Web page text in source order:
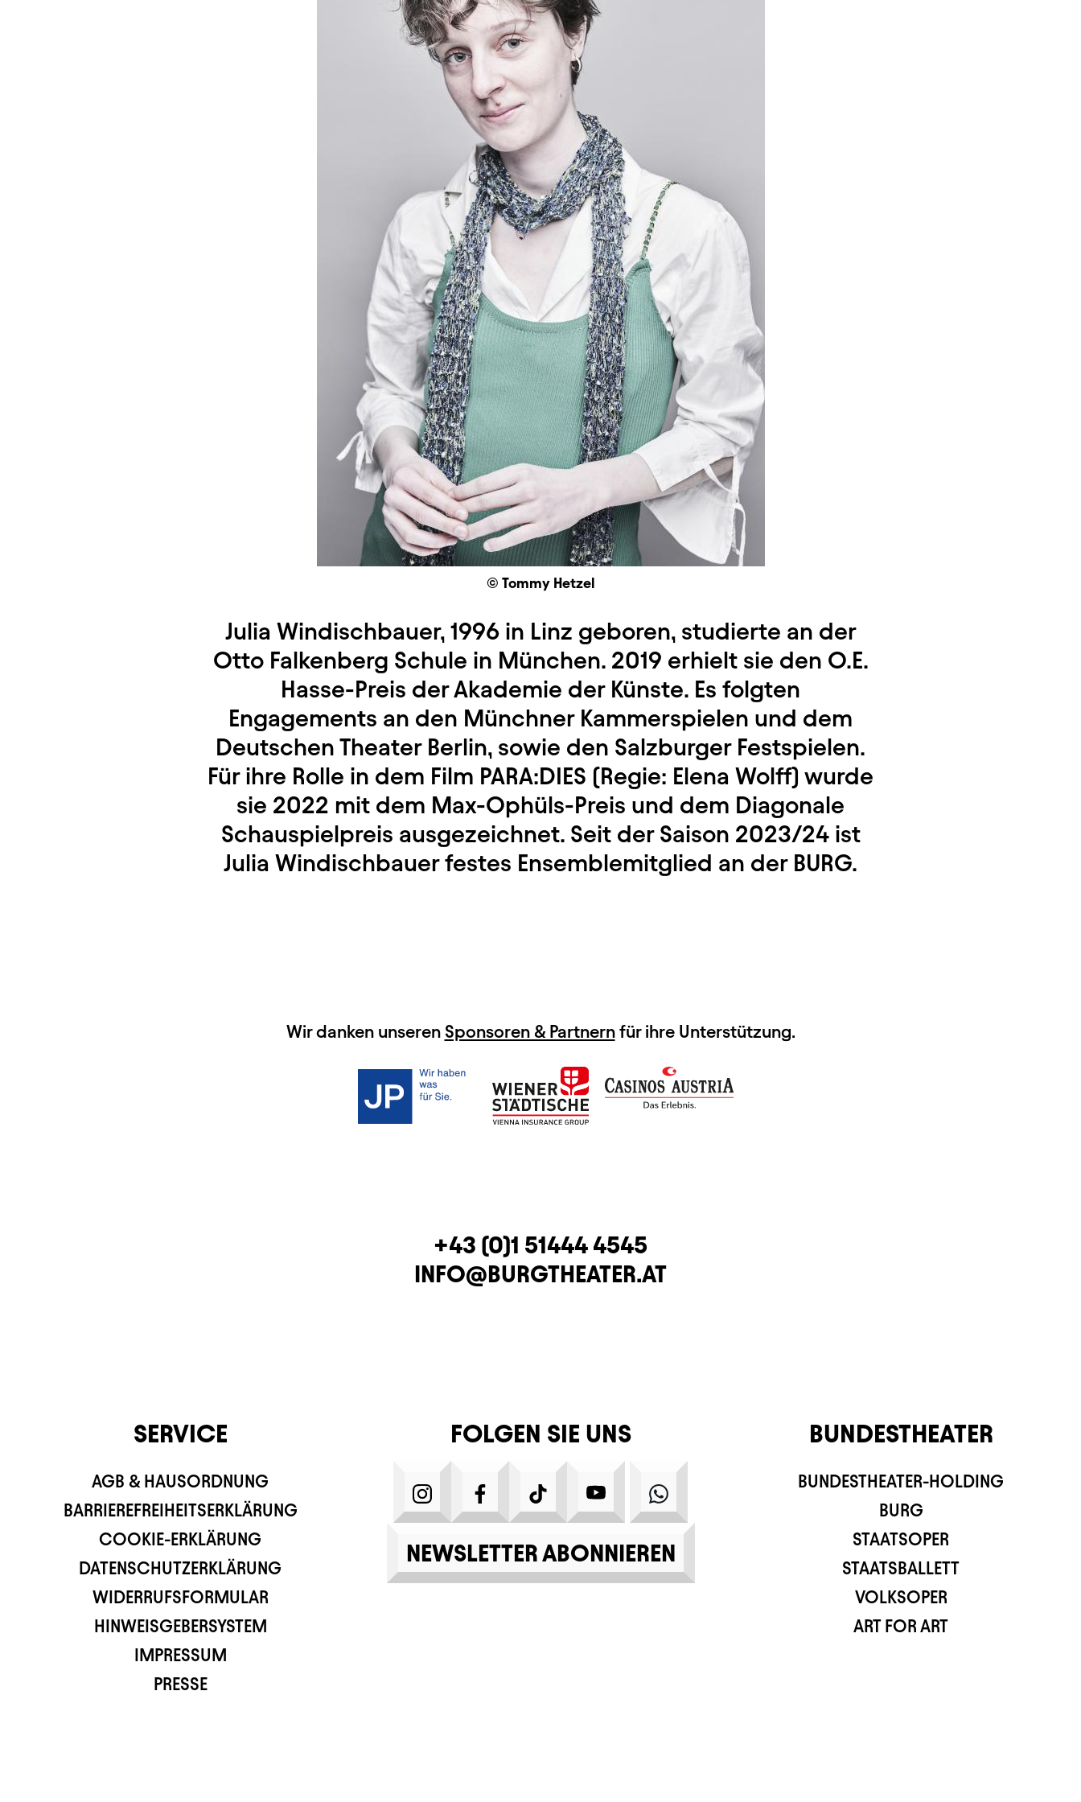
© Tommy Hetzel
Julia Windischbauer, 1996 in Linz geboren, studierte an der
Otto Falkenberg Schule in München. 2019 erhielt sie den O.E.
Hasse-Preis der Akademie der Künste. Es folgten
Engagements an den Münchner Kammerspielen und dem
Deutschen Theater Berlin, sowie den Salzburger Festspielen.
Für ihre Rolle in dem Film PARA:DIES (Regie: Elena Wolff) wurde
sie 2022 mit dem Max-Ophüls-Preis und dem Diagonale
Schauspielpreis ausgezeichnet. Seit der Saison 2023/24 ist
Julia Windischbauer festes Ensemblemitglied an der BURG.
Wir danken unseren Sponsoren & Partnernfür ihre Unterstützung.
TELEFON
+43 (0)1 51444 4545
E-MAIL
INFO@BURGTHEATER.AT
FOLGEN SIE UNS
INSTAGRAMFACEBOOK
TIKTOK YOUTUBE
NEWSLETTER ABONNIEREN
SERVICE
AGB & HAUSORDNUNG
BARRIEREFREIHEITSERKLÄRUNG
COOKIE-ERKLÄRUNG
DATENSCHUTZERKLÄRUNG
WIDERRUFSFORMULAR
HINWEISGEBERSYSTEM
IMPRESSUM
PRESSE
BUNDESTHEATER
BUNDESTHEATER-HOLDING
BURG
STAATSOPER
STAATSBALLETT
VOLKSOPER
ART FOR ART